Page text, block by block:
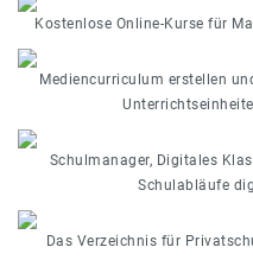
Kostenlose Online-Kurse für
Mediencurriculum erstellen
Schulmanager, Digitales
Schulabläufe
Das Verzeichnis für